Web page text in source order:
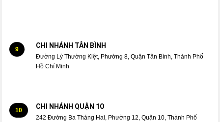
9 CHI NHÁNH TÂN BÌNH
Đường Lý Thường Kiệt, Phường 8, Quận Tân Bình, Thành Phố
Hồ Chí Minh
10 CHI NHÁNH QUẬN 1O
242 Đường Ba Tháng Hai, Phường 12, Quận 10, Thành Phố